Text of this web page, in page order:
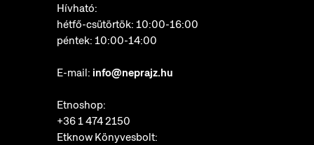
Hívható:
hétfő-csütörtök: 10:00-16:00
péntek: 10:00-14:00
E-mail: info@neprajz.hu
Etnoshop:
+36 1 474 2150
Etknow Könyvesbolt: